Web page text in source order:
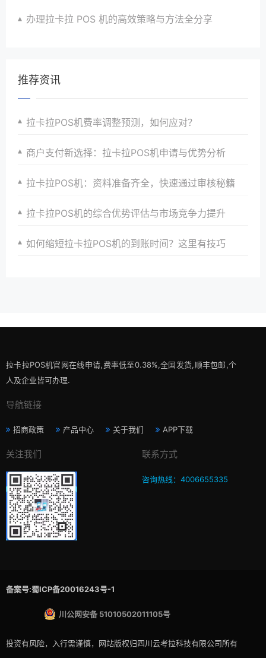
办理拉卡拉 POS 机的高效策略与方法全分享
推荐资讯
拉卡拉POS机费率调整预测，如何应对？
商户支付新选择：拉卡拉POS机申请与优势分析
拉卡拉POS机：资料准备齐全，快速通过审核秘籍
拉卡拉POS机的综合优势评估与市场竞争力提升
如何缩短拉卡拉POS机的到账时间？这里有技巧
拉卡拉POS机官网在线申请,费率低至0.38%,全国发货,顺丰包邮,个
人及企业皆可办理.
导航链接
招商政策 产品中心 关于我们 APP下载
关注我们 联系方式
咨询热线：4006655335
备案号:蜀ICP备20016243号-1
川公网安备 51010502011105号
投资有风险，入行需谨慎，网站版权归四川云考拉科技有限公司所有